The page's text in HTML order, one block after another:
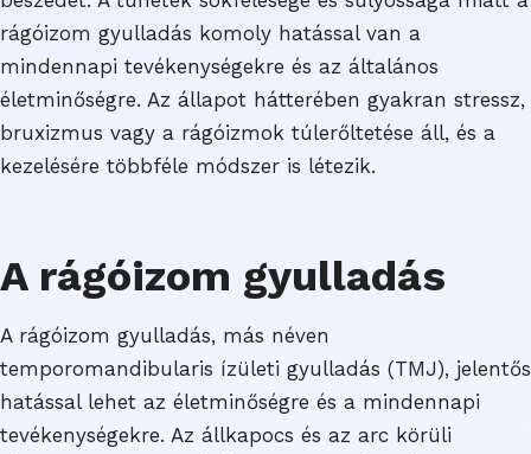
rágóizom gyulladás komoly hatással van a
mindennapi tevékenységekre és az általános
életminőségre. Az állapot hátterében gyakran stressz,
bruxizmus vagy a rágóizmok túlerőltetése áll, és a
kezelésére többféle módszer is létezik.
A rágóizom gyulladás
A rágóizom gyulladás, más néven
temporomandibularis ízületi gyulladás (TMJ), jelentős
hatással lehet az életminőségre és a mindennapi
tevékenységekre. Az állkapocs és az arc körüli